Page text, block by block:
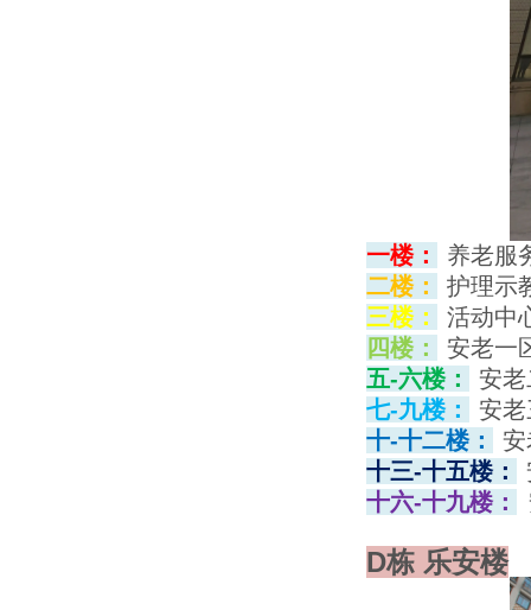
一楼 ：
养老服
二楼：
护理示
三楼：
活动中
四楼：
安老一
五-六楼：
安
七-九楼：
安
十-十二楼：
安
十三-十五楼：
十六-十九楼：
D栋 乐安楼